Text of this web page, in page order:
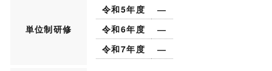
単位制研修
令和5年度
―
令和6年度
―
令和7年度
―